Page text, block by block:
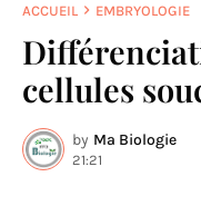
ACCUEIL EMBRYOLOGIE
cellules
by Ma Biologie
21:21